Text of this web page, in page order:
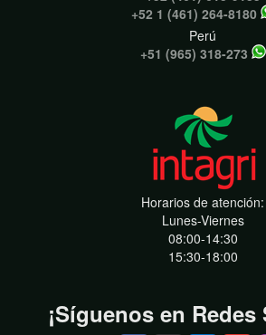
+52 1 (461) 264-8180
Perú
+51 (965) 318-273
Horarios de atención:
Lunes-Viernes
08:00-14:30
15:30-18:00
¡Síguenos en Redes